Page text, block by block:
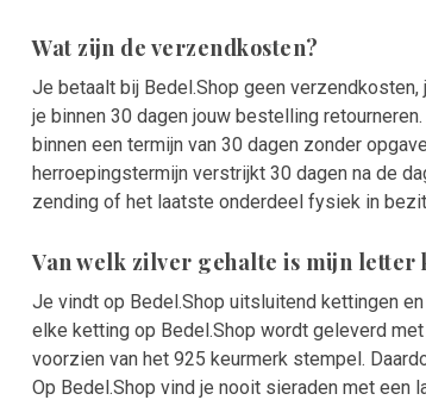
Wat zijn de verzendkosten?
Je betaalt bij Bedel.Shop geen
je binnen 30 dagen jouw bestelling
binnen een termijn van 30 dagen zonder
herroepingstermijn verstrijkt 30 dagen na de
zending of het laatste onderdeel fysiek in
Van welk zilver gehalte is mijn letter
Je vindt op Bedel.Shop uitsluitend kettingen
elke ketting op Bedel.Shop wordt geleverd
voorzien van het 925 keurmerk stempel.
Op Bedel.Shop vind je nooit sieraden met een